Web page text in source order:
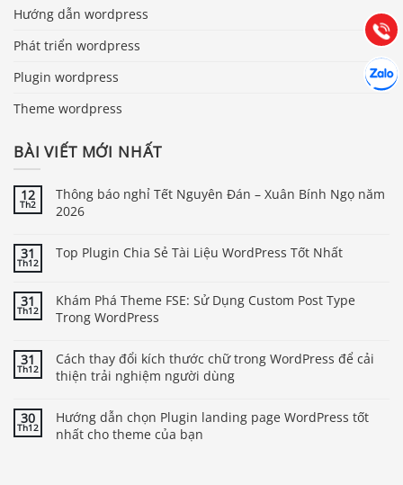
Hướng dẫn wordpress
Phát triển wordpress
Plugin wordpress
Theme wordpress
BÀI VIẾT MỚI NHẤT
12
Th2
Thông báo nghỉ Tết Nguyên Đán – Xuân Bính Ngọ năm
2026
31
Th12
Top Plugin Chia Sẻ Tài Liệu WordPress Tốt Nhất
31
Th12
Khám Phá Theme FSE: Sử Dụng Custom Post Type
Trong WordPress
31
Th12
Cách thay đổi kích thước chữ trong WordPress để cải
thiện trải nghiệm người dùng
30
Th12
Hướng dẫn chọn Plugin landing page WordPress tốt
nhất cho theme của bạn
Gọi
(028) 22.166.144
Chát